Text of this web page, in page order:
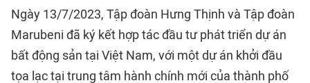
Ngày 13/7/2023, Tập đoàn Hưng Thịnh và Tập đoàn
Marubeni đã ký kết hợp tác đầu tư phát triển dự án
bất động sản tại Việt Nam, với một dự án khởi đầu
tọa lạc tại trung tâm hành chính mới của thành phố